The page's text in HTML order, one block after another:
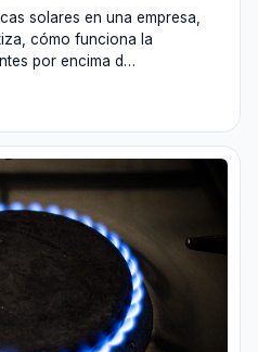
solares en una empresa,
cómo funciona la
por encima d…